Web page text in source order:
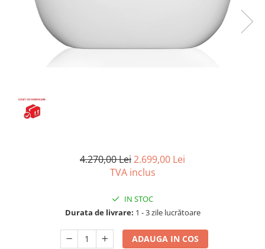
Seturi vase wc monobloc
Accesorii vase wc
Capace wc
Piedestale
Pisoare
Rezervore incastrate
Rame instalare
Mobilier Baie
Seturi de mobilier si lavoar
4.270,00 Lei2.699,00 Lei
TVA inclus
IN STOC
Durata de livrare: 1 - 3 zile lucrătoare
ADAUGA IN COS